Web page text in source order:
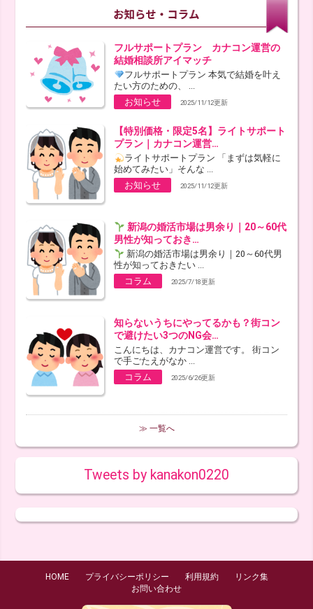
フルサポートプラン カナコン運営の
結婚相談所アイマッチ
フルサポートプラン 本気で結婚を叶え
たい方のための、 ...
お知らせ
2025/11/12更新
【特別価格・限定5名】ライトサポート
プラン｜カナコン運営…
ライトサポートプラン 「まずは気軽に
始めてみたい」そんな ...
お知らせ
2025/11/12更新
新潟の婚活市場は男余り｜20～60代
男性が知っておき…
新潟の婚活市場は男余り｜20～60代男
性が知っておきたい ...
コラム
2025/7/18更新
知らないうちにやってるかも？街コン
で避けたい3つのNG会…
こんにちは、カナコン運営です。 街コン
で手ごたえがなか ...
コラム
2025/6/26更新
≫ 一覧へ
Tweets by kanakon0220
HOME プライバシーポリシー 利用規約
リンク集
お問い合わせ